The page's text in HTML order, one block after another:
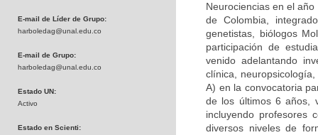
E-mail de Líder de Grupo:
harboledag@unal.edu.co
E-mail de Grupo:
harboledag@unal.edu.co
Estado UN:
Activo
Estado en Scienti:
Neurociencias en el
de Colombia,
genetistas, biólogos
participación de
venido adelantando
clínica,
A) en la convocatoria
de los últimos 6 años,
incluyendo profesores
diversos niveles de